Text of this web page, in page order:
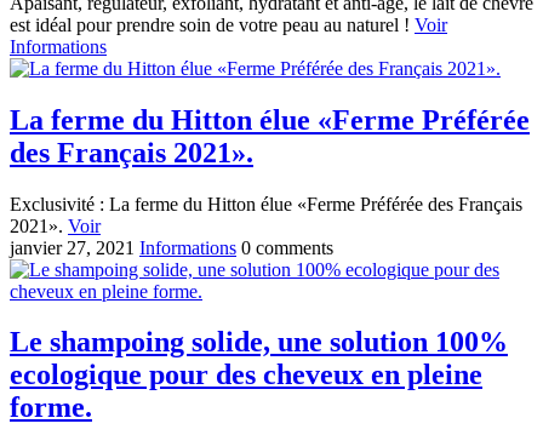
est idéal pour prendre soin de votre peau au naturel ! Voir
Informations
La ferme du Hitton élue «Ferme Préférée
des Français 2021».
Exclusivité : La ferme du Hitton élue «Ferme Préférée des Français
2021». Voir
janvier 27, 2021 Informations 0 comments
Le shampoing solide, une solution 100%
ecologique pour des cheveux en pleine
forme.